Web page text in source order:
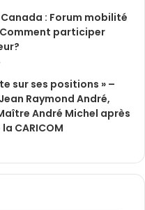
: Forum mobilité
participer
sur ses positions » –
Raymond André,
André Michel après
CARICOM